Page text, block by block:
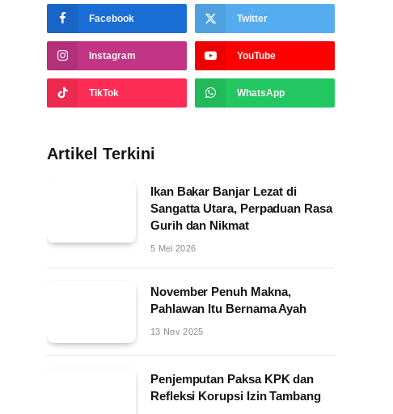
Facebook Twitter
Instagram YouTube
TikTok WhatsApp
Artikel Terkini
Ikan Bakar Banjar Lezat di
Sangatta Utara, Perpaduan Rasa
Gurih dan Nikmat
5 Mei 2026
November Penuh Makna,
Pahlawan Itu Bernama Ayah
13 Nov 2025
Penjemputan Paksa KPK dan
Refleksi Korupsi Izin Tambang